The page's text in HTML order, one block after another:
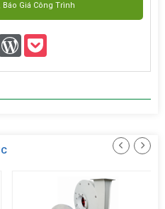
Báo Giá Công Trình
WordPress